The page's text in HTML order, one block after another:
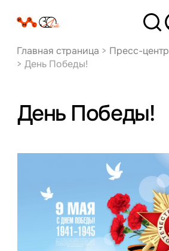
Главная страница > Пресс-центр
> День Победы!
День Победы!